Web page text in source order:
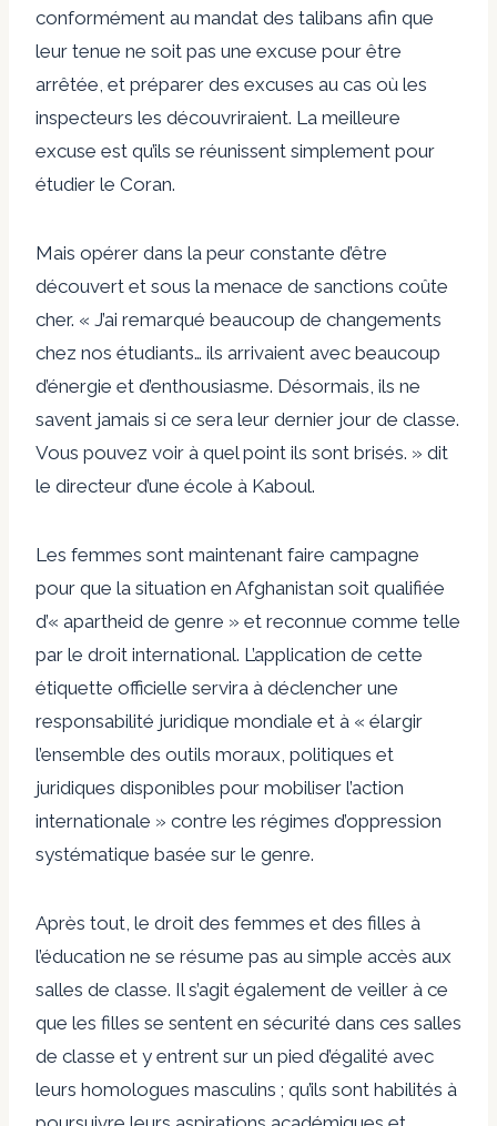
conformément au mandat des talibans afin que
leur tenue ne soit pas une excuse pour être
arrêtée, et préparer des excuses au cas où les
inspecteurs les découvriraient. La meilleure
excuse est qu’ils se réunissent simplement pour
étudier le Coran.
Mais opérer dans la peur constante d’être
découvert et sous la menace de sanctions coûte
cher. « J’ai remarqué beaucoup de changements
chez nos étudiants… ils arrivaient avec beaucoup
d’énergie et d’enthousiasme. Désormais, ils ne
savent jamais si ce sera leur dernier jour de classe.
Vous pouvez voir à quel point ils sont brisés. » dit
le directeur d’une école à Kaboul.
Les femmes sont maintenant faire campagne
pour que la situation en Afghanistan soit qualifiée
d’« apartheid de genre » et reconnue comme telle
par le droit international. L’application de cette
étiquette officielle servira à déclencher une
responsabilité juridique mondiale et à « élargir
l’ensemble des outils moraux, politiques et
juridiques disponibles pour mobiliser l’action
internationale » contre les régimes d’oppression
systématique basée sur le genre.
Après tout, le droit des femmes et des filles à
l’éducation ne se résume pas au simple accès aux
salles de classe. Il s’agit également de veiller à ce
que les filles se sentent en sécurité dans ces salles
de classe et y entrent sur un pied d’égalité avec
leurs homologues masculins ; qu’ils sont habilités à